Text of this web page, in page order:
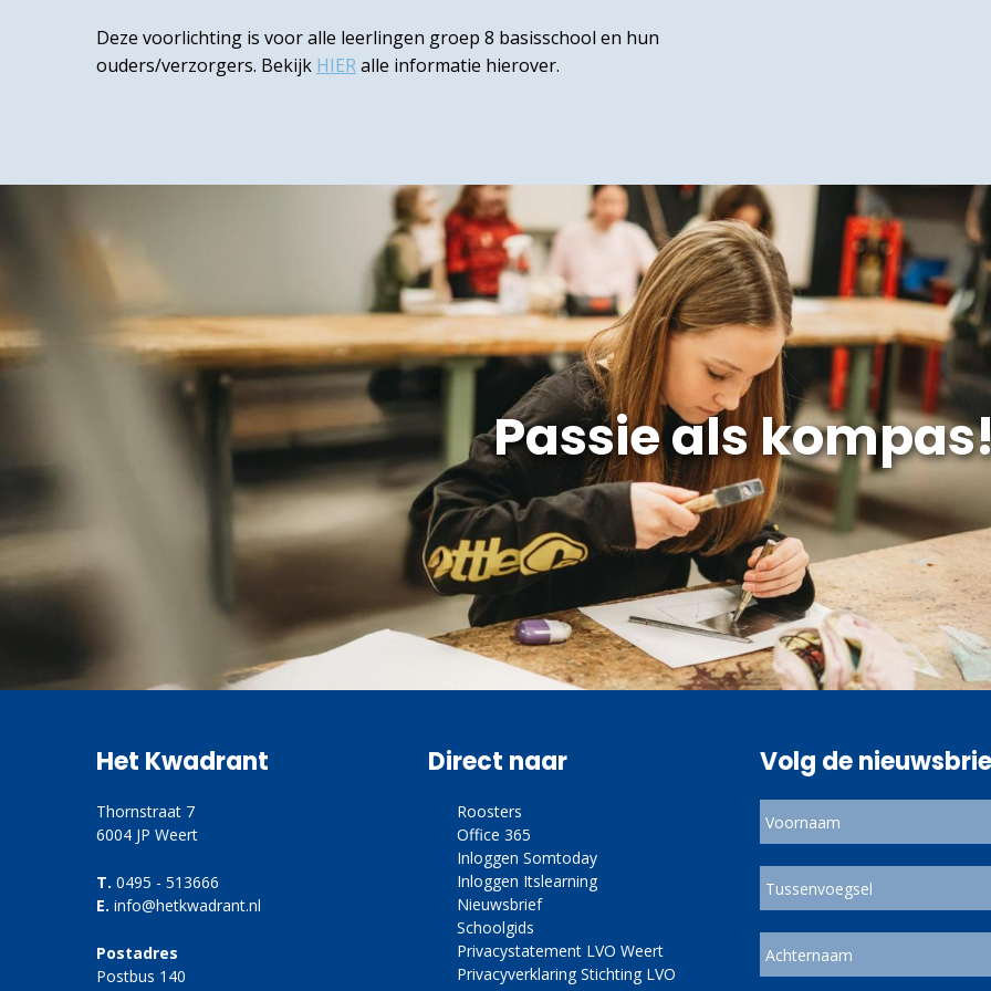
Deze voorlichting is voor alle leerlingen groep 8 basisschool en hun
ouders/verzorgers. Bekijk HIERalle informatie hierover.
Passie als
Het Kwadrant
Thornstraat 7
6004 JP Weert
T. 0495 - 513666
E. info@hetkwadrant.nl
Postadres
Postbus 140
Direct naar
Roosters
Office 365
Inloggen Somtoday
Inloggen Itslearning
Nieuwsbrief
Schoolgids
Privacystatement LVO Weert
Privacyverklaring Stichting LVO
Volg de